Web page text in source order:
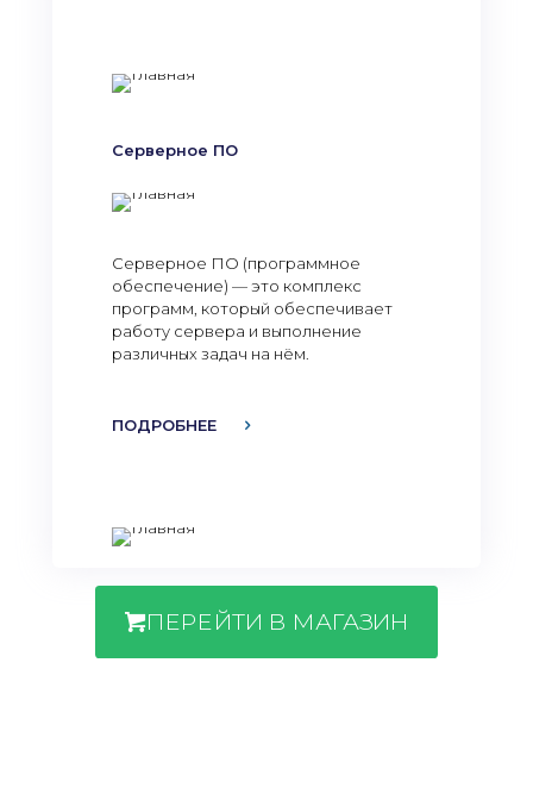
Серверное ПО
Серверное ПО (программное
обеспечение) — это комплекс
программ, который обеспечивает
работу сервера и выполнение
различных задач на нём.
ПОДРОБНЕЕ
ПЕРЕЙТИ В МАГАЗИН